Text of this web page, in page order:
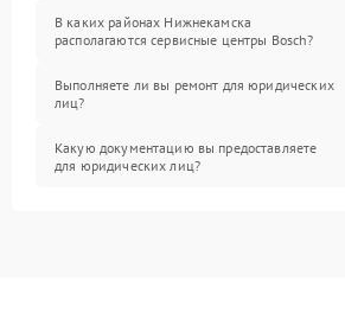
В каких районах Нижнекамска
располагаются сервисные центры Bosch?
Выполняете ли вы ремонт для юридических
лиц?
Какую документацию вы предоставляете
для юридических лиц?